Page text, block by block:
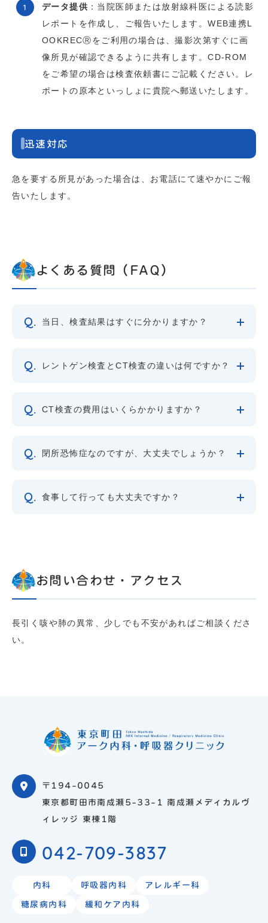
データ提供 ：当院医師または放射線科医による読影
レポートを作成し、ご報告いたします。WEB連携L
OOKRECⓇをご利用の場合は、撮影次第すぐに画
像所見が確認できるように共有します。CD-ROM
をご希望の場合は検査依頼書にご記載ください。レ
ポートの原本といっしょに貴院へ郵送いたします。
迅速対応
急を要する所見があった場合は、お電話にて速やかにご報
告いたします。
よくある質問（FAQ）
当日、検査結果はすぐに分かりますか？
レントゲン検査とCT検査の違いは何ですか？
CT検査の費用はいくらかかりますか？
閉所恐怖症なのですが、大丈夫でしょうか？
食事して行っても大丈夫ですか？
お問い合わせ・アクセス
長引く咳や肺の異常、少しでも不安があればご相談くださ
い。
〒194-0045
東京都町田市南成瀬5-33-1 南成瀬メディカルヴ
ィレッジ 東棟1階
042-709-3837
内科 呼吸器内科 アレルギー科
糖尿病内科 緩和ケア内科